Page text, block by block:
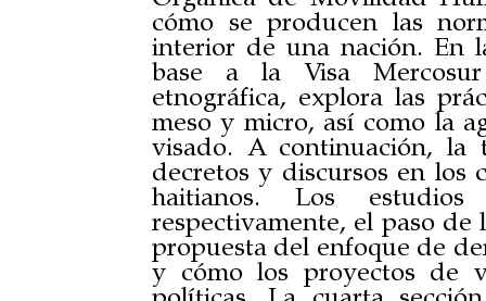
cómo se producen las
interior de una nación. En
base a la Visa
etnográfica, explora las
meso y micro, así como la
visado. A continuación, la
decretos y discursos en los
haitianos. Los
respectivamente, el paso
propuesta del enfoque de
y cómo los proyectos de